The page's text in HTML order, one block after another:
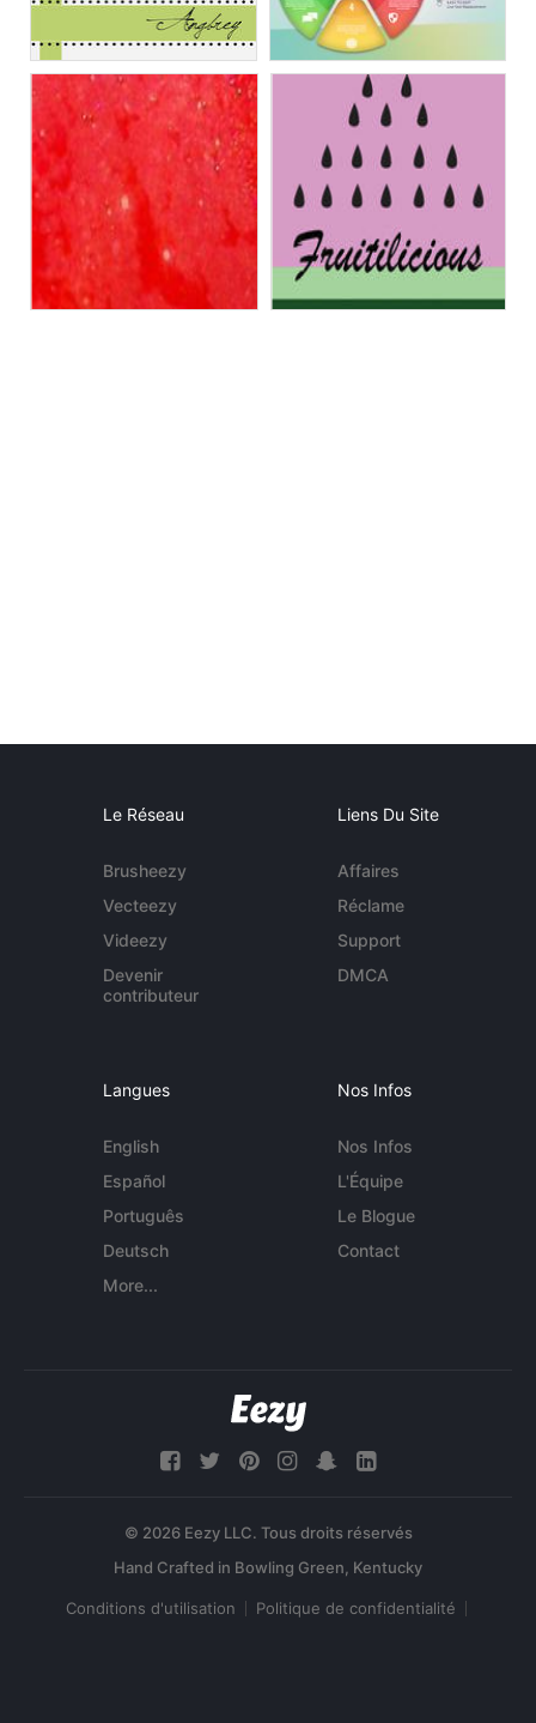
Le Réseau
Brusheezy
Vecteezy
Videezy
Devenir
contributeur
Liens Du Site
Affaires
Réclame
Support
DMCA
Langues
English
Español
Português
Deutsch
More...
Nos Infos
Nos Infos
L'Équipe
Le Blogue
Contact
© 2026 Eezy LLC. Tous droits réservés
Conditions d'utilisation Politique de confidentialité